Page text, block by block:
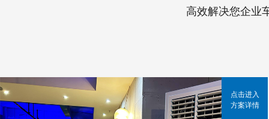
高效解决您企业
点击进入
方案详情